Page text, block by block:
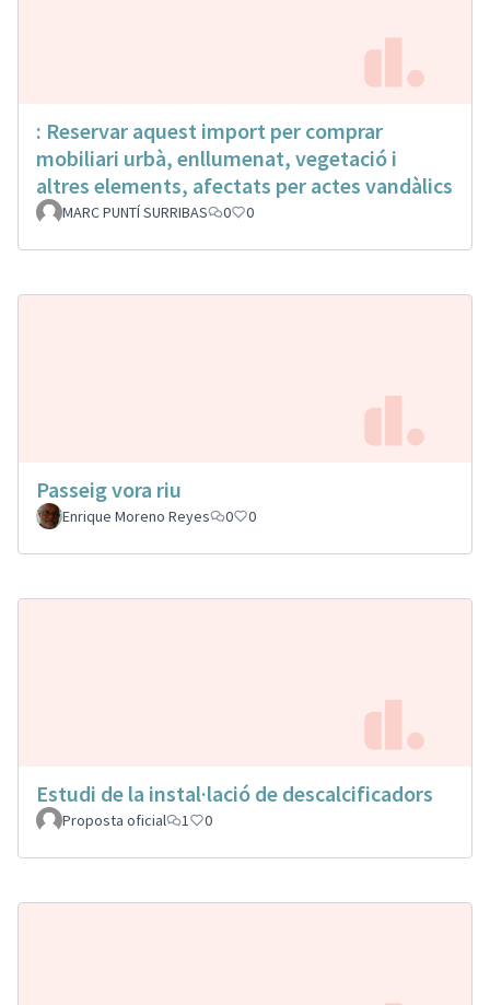
: Reservar aquest import per comprar
mobiliari urbà, enllumenat, vegetació i
altres elements, afectats per actes vandàlics
MARC PUNTÍ SURRIBAS 0 0
Passeig vora riu
Enrique Moreno Reyes 0 0
Estudi de la instal·lació de descalcificadors
Proposta oficial 1 0